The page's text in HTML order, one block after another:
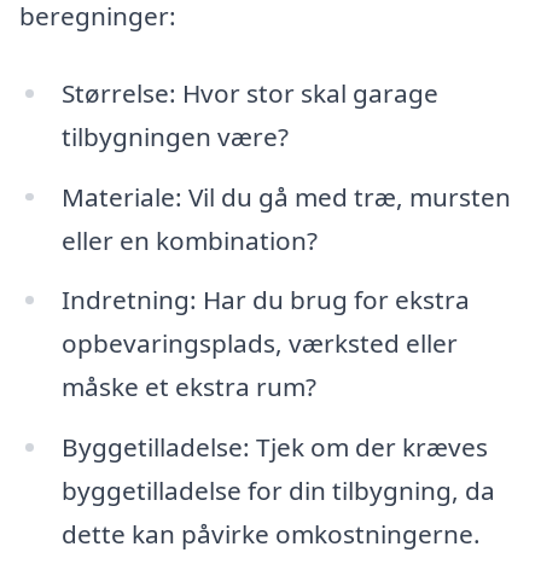
beregninger:
Størrelse: Hvor stor skal garage
tilbygningen være?
Materiale: Vil du gå med træ, mursten
eller en kombination?
Indretning: Har du brug for ekstra
opbevaringsplads, værksted eller
måske et ekstra rum?
Byggetilladelse: Tjek om der kræves
byggetilladelse for din tilbygning, da
dette kan påvirke omkostningerne.